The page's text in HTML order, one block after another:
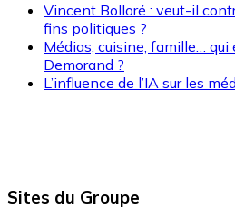
Vincent Bolloré : veut-il
fins politiques ?
Médias, cuisine, famille…
Demorand ?
L’influence de l’IA sur les
Sites du Groupe